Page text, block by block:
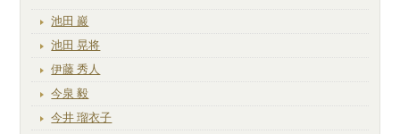
池田 巖
池田 晃将
伊藤 秀人
今泉 毅
今井 瑠衣子